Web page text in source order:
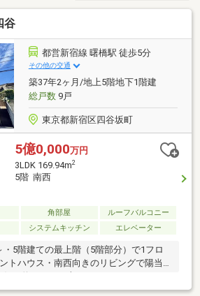
谷
都営新宿線 曙橋駅 徒歩5分
その他の交通
築37年2ヶ月/地上5階地下1階建
総戸数9戸
東京都新宿区四谷坂町
5億0,000万円
3LDK 169.94m2
5階 南西
角部屋
ルーフバルコニー
システムキッチン エレベーター
・5階建ての最上階（5階部分）で1フロ
トハウス・南西向きのリビングで陽当
好・約139.83平米のルーフバルコニー・
地下平置き駐車場（所有権）・約3.13平